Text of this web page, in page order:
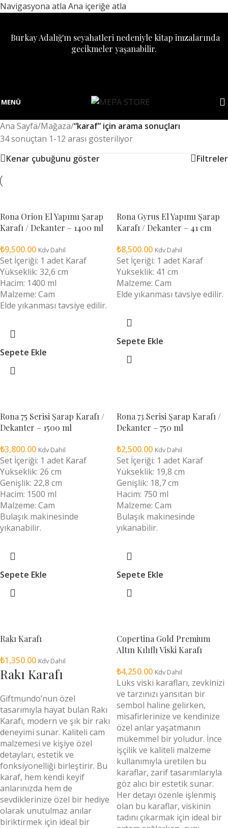
Navigasyona atla Ana içeriğe atla
Burkay Adalığ'ın seyahatleri nedeniyle kitap imzalarında
gecikmeler yaşanabilir.
MENÜ
Ana Sayfa/Mağaza/“karaf” için arama sonuçları
34 sonuçtan 1-12 arası gösteriliyor
Kenar çubuğunu göster
Filtreler
Rona Orion El Yapımı Şarap
Karafı / Dekanter – 1400 ml
₺9,500.00 Kdv Dahil
Set İçeriği: 1 adet Karaf
Yükseklik: 32,6 cm
Hacim: 1400 ml
Malzeme: Cam
Elde yıkanması tavsiye edilir.
Sepete Ekle
Rona Gyrus El Yapımı Şarap
Karafı / Dekanter – 41 cm
₺8,500.00 Kdv Dahil
Set İçeriği: 1 adet Karaf
Yükseklik: 41 cm
Malzeme: Cam
Elde yıkanması tavsiye edilir.
Sepete Ekle
Rona 75 Serisi Şarap Karafı /
Dekanter – 1500 ml
₺3,800.00 Kdv Dahil
Set İçeriği: 1 adet Karaf
Yükseklik: 26 cm
Genişlik: 22,8 cm
Hacim: 1500 ml
Malzeme: Cam
Bulaşık makinesinde
yıkanabilir.
Sepete Ekle
Rona 73 Serisi Şarap Karafı /
Dekanter – 750 ml
₺2,500.00 Kdv Dahil
Set İçeriği: 1 adet Karaf
Yükseklik: 19,8 cm
Genişlik: 18,7 cm
Hacim: 750 ml
Malzeme: Cam
Bulaşık makinesinde
yıkanabilir.
Sepete Ekle
Rakı Karafı
₺1,350.00 Kdv Dahil
Rakı Karafı
Giftmundo’nun özel
tasarımıyla hayat bulan Rakı
Karafı, modern ve şık bir rakı
deneyimi sunar. Kaliteli cam
malzemesi ve kişiye özel
detayları, estetik ve
fonksiyonelliği birleştirir. Bu
karaf, hem kendi keyif
anlarınızda hem de
sevdiklerinize özel bir hediye
olarak unutulmaz anılar
biriktirmek için ideal bir
Copertina Gold Premium
Altın Kılıflı Viski Karafı
₺4,250.00 Kdv Dahil
Lüks viski karafları, zevkinizi
ve tarzınızı yansıtan bir
sembol haline gelirken,
misafirlerinize ve kendinize
özel anlar yaşatmanın
mükemmel bir yoludur. İnce
işçilik ve kaliteli malzeme
kullanımıyla üretilen bu
karaflar, zarif tasarımlarıyla
göz alıcı bir estetik sunar.
Her detayı özenle işlenmiş
olan bu karaflar, viskinin
tadını çıkarmak için ideal bir